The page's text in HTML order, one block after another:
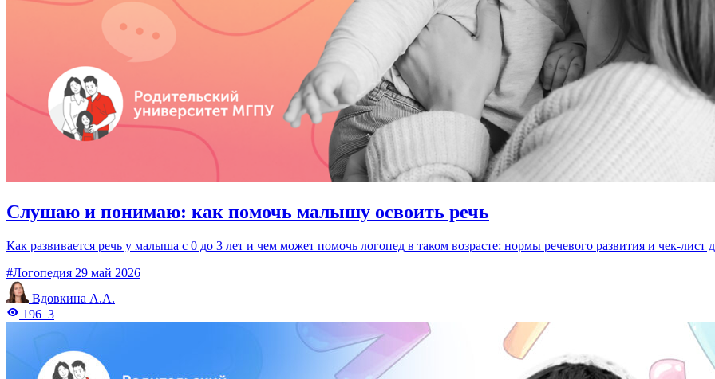
Слушаю и понимаю: как помочь малышу освоить речь
Как развивается речь у малыша с 0 до 3 лет и чем может помочь логопед в таком возрасте: нормы речевого развития и чек-лист
#Логопедия 29 май 2026
Вдовкина А.А.
196 3